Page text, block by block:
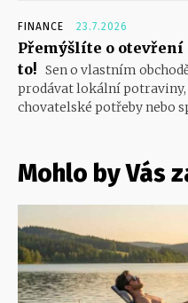
FINANCE 23.7.2026
Přemýšlíte o otevření
to! Sen o vlastním
prodávat lokální potraviny,
chovatelské potřeby nebo
Mohlo by Vás